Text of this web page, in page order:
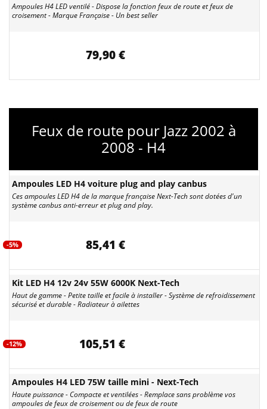
Ampoules H4 LED ventilé - Dispose la fonction feux de route et feux de
croisement - Marque Française - Un best seller
79,90 €
Feux de route pour Jazz 2002 à
2008 - H4
Ampoules LED H4 voiture plug and play canbus
Ces ampoules LED H4 de la marque française Next-Tech sont dotées d'un
système canbus anti-erreur et plug and play.
-5% 85,41 €
Kit LED H4 12v 24v 55W 6000K Next-Tech
Haut de gamme - Petite taille et facile à installer - Système de refroidissement
sécurisé et durable - Radiateur à ailettes
-12% 105,51 €
Ampoules H4 LED 75W taille mini - Next-Tech
Haute puissance - Compacte et ventilées - Remplace sans problème vos
ampoules de feux de croisement ou de feux de route